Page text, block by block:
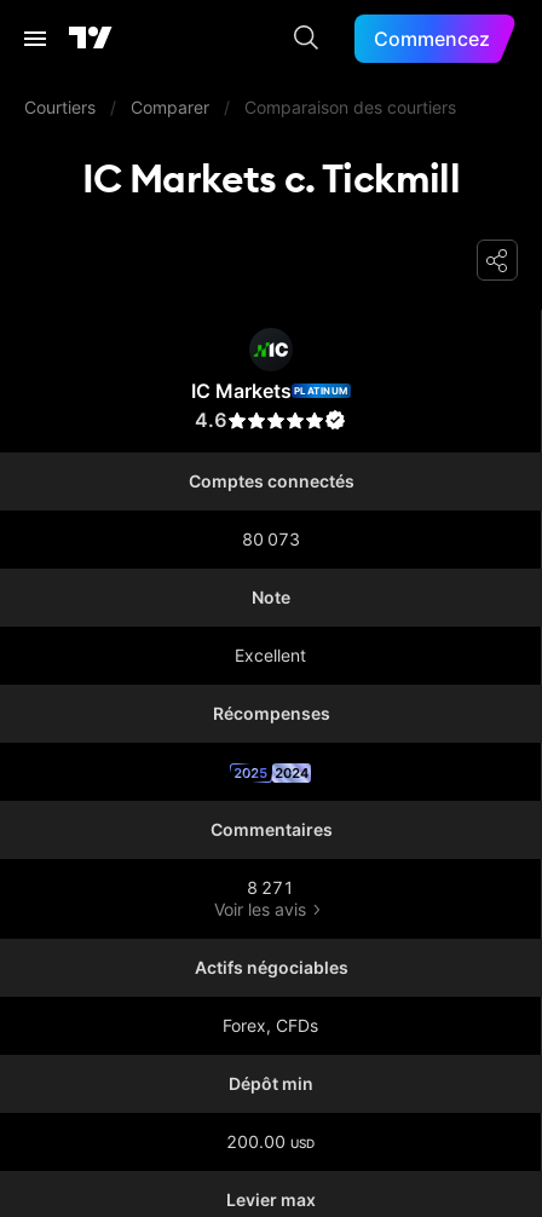
Commencez
Courtiers / Comparer / Comparaison des courtiers
IC Markets c. Tickmill
IC Markets PLATINUM
4.6
Comptes connectés
80 073
Note
Excellent
Récompenses
2025 2024
Commentaires
8 271
Voir les avis
Actifs négociables
Forex, CFDs
Dépôt min
200.00 USD
Levier max